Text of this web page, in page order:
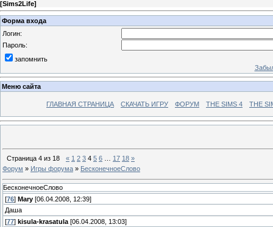
[Sims2Life]
Форма входа
Логин:
Пароль:
запомнить
Меню сайта
ГЛАВНАЯ СТРАНИЦА СКАЧАТЬ ИГРУ ФОРУМ THE SIMS 4 THE
Страница 4 из 18 « 1 2 3 4 5 6 17 18 »
Форум » Игры форума » БесконечноеСлово
БесконечноеСлово
[76] Mary [06.04.2008, 12:39]
Даша
[77] kisula-krasatula [06.04.2008, 13:03]